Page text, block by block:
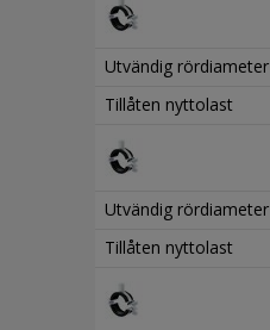
Utvändig rördiameter
Tillåten nyttolast
Utvändig rördiameter
Tillåten nyttolast